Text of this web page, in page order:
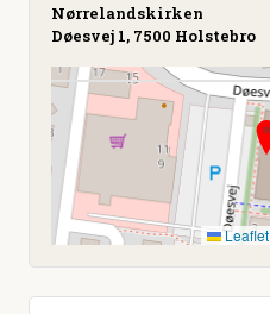
Nørrelandskirken
Døesvej 1, 7500 Holstebro
Leaflet